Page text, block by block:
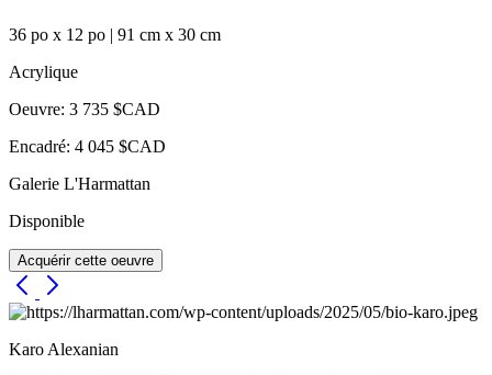
36 po x 12 po | 91 cm x 30 cm
Acrylique
Oeuvre: 3 735 $CAD
Encadré: 4 045 $CAD
Galerie L'Harmattan
Disponible
Acquérir cette oeuvre
Karo Alexanian